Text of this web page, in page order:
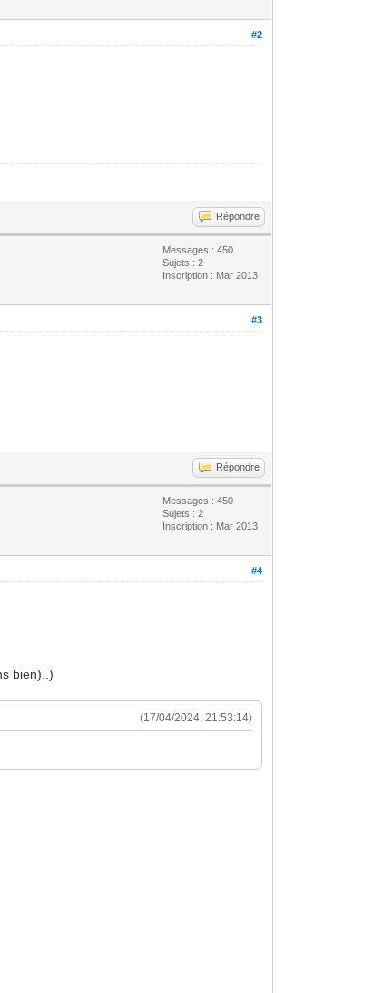
#2
Répondre
Messages : 450
Sujets : 2
Inscription : Mar 2013
#3
Répondre
Messages : 450
Sujets : 2
Inscription : Mar 2013
#4
bien)..)
(17/04/2024, 21:53:14)